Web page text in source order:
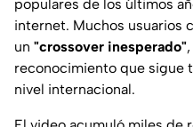
populares de los últimos
internet. Muchos usuarios
un "crossover inesperado"
reconocimiento que sigue
nivel internacional.